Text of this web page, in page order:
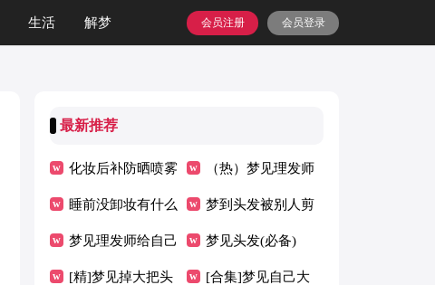
生活 解梦 会员登录
会员注册
最新推荐
化妆后补防晒喷雾
效果好吗
（热）梦见理发师
给自己剪头发
睡前没卸妆有什么
危害
梦到头发被别人剪
了
梦见理发师给自己
剪头发
梦见头发(必备)
[精]梦见掉大把头 [合集]梦见自己大